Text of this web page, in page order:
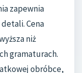
zapewnia
Cena
niż
gramaturach.
obróbce,